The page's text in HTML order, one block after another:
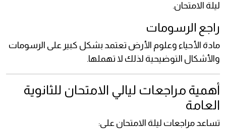
ليلة الامتحان.
راجع الرسومات
مادة الأحياء وعلوم الأرض تعتمد بشكل كبير على الرسومات
والأشكال التوضيحية لذلك لا تهملها.
أهمية مراجعات ليالي الامتحان للثانوية
العامة
تساعد مراجعات ليلة الامتحان على: